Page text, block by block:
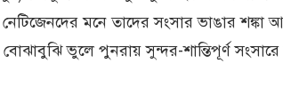
মনে তাদের সংসার ভাঙার শঙ্কা
ভুলে পুনরায় সুন্দর-শান্তিপূর্ণ